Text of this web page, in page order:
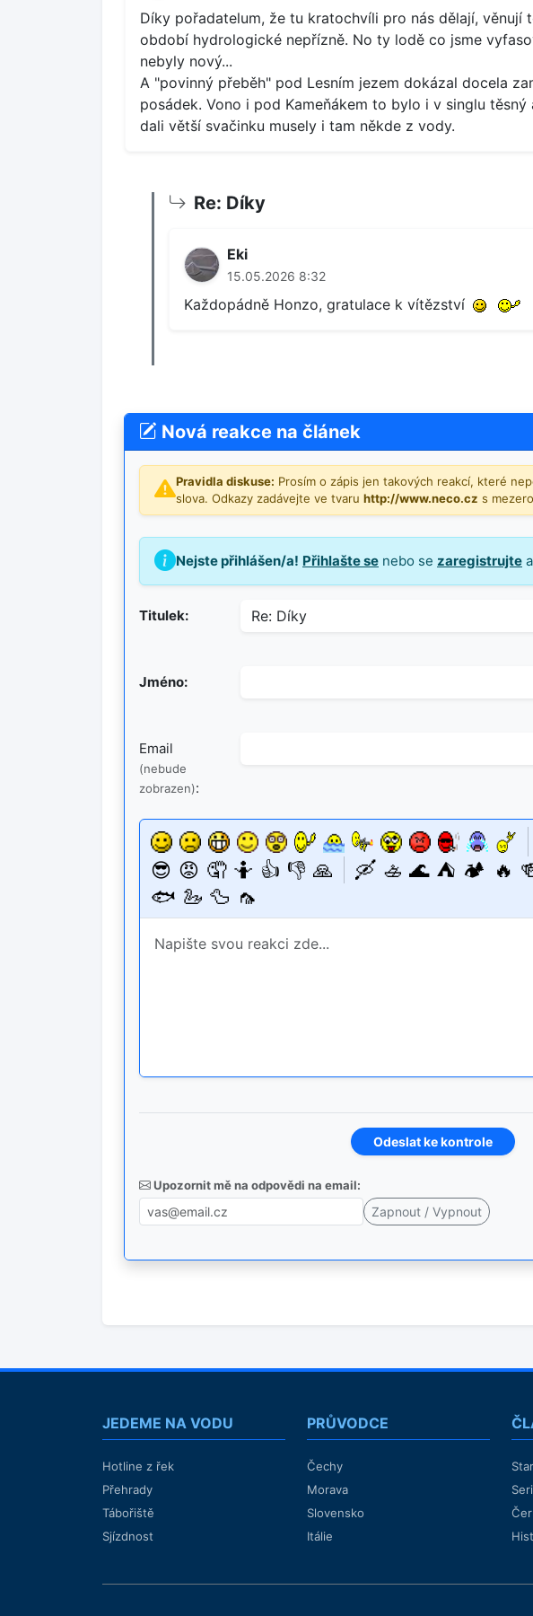
Díky pořadatelum, že tu kratochvíli pro nás dělají, věnují
období hydrologické nepřízně. No ty lodě co jsme
nebyly nový...
A "povinný přeběh" pod Lesním jezem dokázal docela
posádek. Vono i pod Kameňákem to bylo i v singlu
dali větší svačinku musely i tam někde z vody.
Re: Díky
Eki
15.05.2026 8:32
Každopádně Honzo, gratulace k vítězství
Nová reakce na článek
Pravidla diskuse: Prosím o zápis jen takových reakcí, které
slova. Odkazy zadávejte ve tvaru http://www.neco.cz s
Nejste přihlášen/a! Přihlašte se nebo se zaregistrujte
Titulek:
Jméno:
Email
(nebude
zobrazen):
😎 😡 🤦 🤷 👍 👎 🙏 🛶 🚣 🌊 ⛺ 🏕️ 🔥
🐟 🦢 🦆 🦟
Upozornit mě na odpovědi na email:
JEDEME NA VODU
Hotline z řek
Přehrady
Tábořiště
Sjízdnost
PRŮVODCE
Čechy
Morava
Slovensko
Itálie